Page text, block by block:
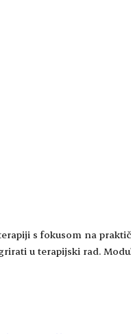
s fokusom na
u terapijski rad.